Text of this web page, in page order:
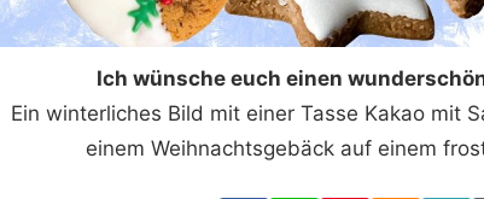
Ich wünsche euch einen
Ein winterliches Bild mit einer Tasse Kakao mit
einem Weihnachtsgebäck auf einem